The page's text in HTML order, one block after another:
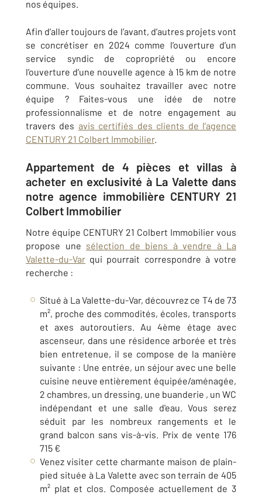
nos équipes.
Afin d’aller toujours de l’avant, d’autres projets vont
se concrétiser en 2024 comme l’ouverture d’un
service syndic de copropriété ou encore
l’ouverture d’une nouvelle agence à 15 km de notre
commune. Vous souhaitez travailler avec notre
équipe ? Faites-vous une idée de notre
professionnalisme et de notre engagement au
travers des avis certifiés des clients de l’agence
CENTURY 21 Colbert Immobilier.
Appartement de 4 pièces et villas à
acheter en exclusivité à La Valette dans
notre agence immobilière CENTURY 21
Colbert Immobilier
Notre équipe CENTURY 21 Colbert Immobilier vous
propose une sélection de biens à vendre à La
Valette-du-Var qui pourrait correspondre à votre
recherche :
Situé à La Valette-du-Var, découvrez ce T4 de 73
m², proche des commodités, écoles, transports
et axes autoroutiers. Au 4ème étage avec
ascenseur, dans une résidence arborée et très
bien entretenue, il se compose de la manière
suivante : Une entrée, un séjour avec une belle
cuisine neuve entièrement équipée/aménagée,
2 chambres, un dressing, une buanderie , un WC
indépendant et une salle d'eau. Vous serez
séduit par les nombreux rangements et le
grand balcon sans vis-à-vis. Prix de vente 176
715 €
Venez visiter cette charmante maison de plain-
pied située à La Valette avec son terrain de 405
m² plat et clos. Composée actuellement de 3